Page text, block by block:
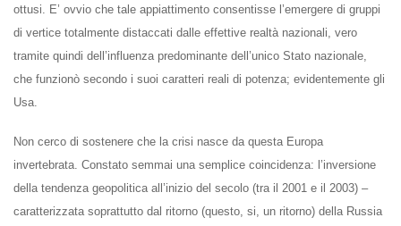
ottusi. E’ ovvio che tale appiattimento consentisse l’emergere di gruppi
di vertice totalmente distaccati dalle effettive realtà nazionali, vero
tramite quindi dell’influenza predominante dell’unico Stato nazionale,
che funzionò secondo i suoi caratteri reali di potenza; evidentemente gli
Usa.
Non cerco di sostenere che la crisi nasce da questa Europa
invertebrata. Constato semmai una semplice coincidenza: l’inversione
della tendenza geopolitica all’inizio del secolo (tra il 2001 e il 2003) –
caratterizzata soprattutto dal ritorno (questo, si, un ritorno) della Russia